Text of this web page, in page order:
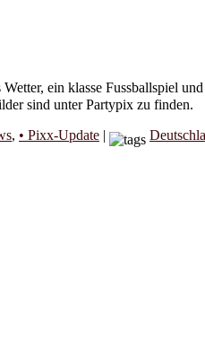
ein klasse Fussballspiel
sind unter Partypix zu finden.
, • Pixx-Update |